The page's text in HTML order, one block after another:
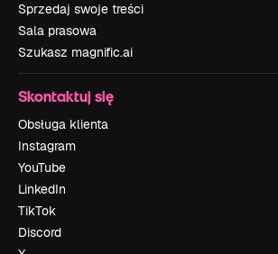
Sprzedaj swoje treści
Sala prasowa
Szukasz magnific.ai
Skontaktuj się
Obsługa klienta
Instagram
YouTube
LinkedIn
TikTok
Discord